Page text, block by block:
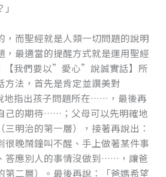
，而聖經就是人類一切問題的說明
，最適當的提醒方式就是運用聖經
【我們要以”愛心”說誠實話】所
方法，首先是肯定並讚美對
指出孩子問題所在……，最後再
己的期待……；父母可以先明確地
明治的第一層），接著再說出：
很晚鬧鐘叫不醒、手上做著某件事
答應別人的事情沒做到……，讓爸
第二層）。最後再說：「爸媽希望